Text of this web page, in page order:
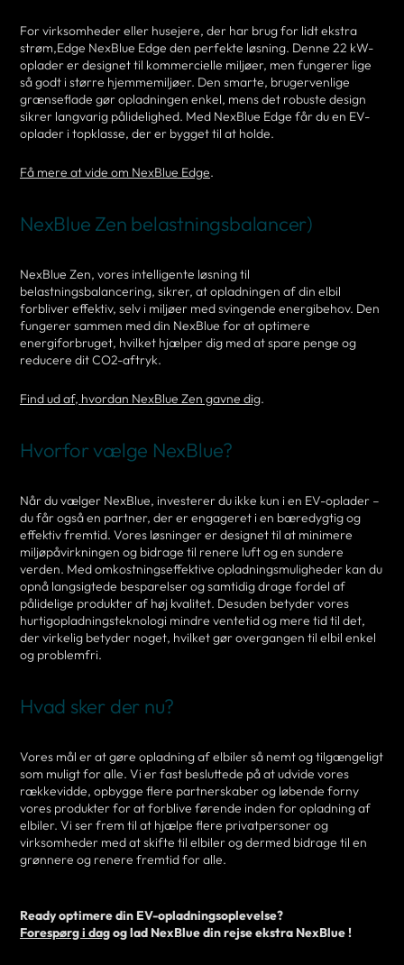
For virksomheder eller husejere, der har brug for lidt ekstra
strøm,Edge NexBlue Edge den perfekte løsning. Denne 22 kW-
oplader er designet til kommercielle miljøer, men fungerer lige
så godt i større hjemmemiljøer. Den smarte, brugervenlige
grænseflade gør opladningen enkel, mens det robuste design
sikrer langvarig pålidelighed. Med NexBlue Edge får du en EV-
oplader i topklasse, der er bygget til at holde.
Få mere at vide om NexBlue Edge.
NexBlue Zen belastningsbalancer)
NexBlue Zen, vores intelligente løsning til
belastningsbalancering, sikrer, at opladningen af din elbil
forbliver effektiv, selv i miljøer med svingende energibehov. Den
fungerer sammen med din NexBlue for at optimere
energiforbruget, hvilket hjælper dig med at spare penge og
reducere dit CO2-aftryk.
Find ud af, hvordan NexBlue Zen gavne dig.
Hvorfor vælge NexBlue?
Når du vælger NexBlue, investerer du ikke kun i en EV-oplader –
du får også en partner, der er engageret i en bæredygtig og
effektiv fremtid. Vores løsninger er designet til at minimere
miljøpåvirkningen og bidrage til renere luft og en sundere
verden. Med omkostningseffektive opladningsmuligheder kan du
opnå langsigtede besparelser og samtidig drage fordel af
pålidelige produkter af høj kvalitet. Desuden betyder vores
hurtigopladningsteknologi mindre ventetid og mere tid til det,
der virkelig betyder noget, hvilket gør overgangen til elbil enkel
og problemfri.
Hvad sker der nu?
Vores mål er at gøre opladning af elbiler så nemt og tilgængeligt
som muligt for alle. Vi er fast besluttede på at udvide vores
rækkevidde, opbygge flere partnerskaber og løbende forny
vores produkter for at forblive førende inden for opladning af
elbiler. Vi ser frem til at hjælpe flere privatpersoner og
virksomheder med at skifte til elbiler og dermed bidrage til en
grønnere og renere fremtid for alle.
Ready optimere din EV-opladningsoplevelse?
Forespørg i dagog lad NexBlue din rejse ekstra NexBlue !